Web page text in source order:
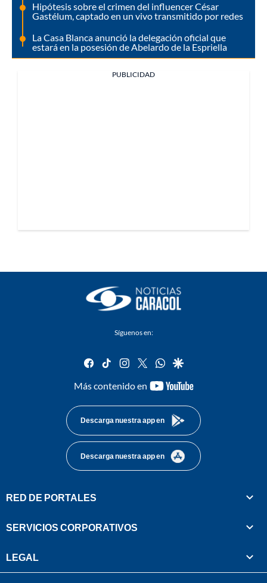
Hipótesis sobre el crimen del influencer César
Gastélum, captado en un vivo transmitido por redes
La Casa Blanca anunció la delegación oficial que
estará en la posesión de Abelardo de la Espriella
PUBLICIDAD
Síguenos en:
facebook
tiktok instagram
twitterwhatsapp
google
Más contenido en
youtube-
Descarga nuestra app en
Descarga nuestra app en
RED DE PORTALES
SERVICIOS CORPORATIVOS
LEGAL